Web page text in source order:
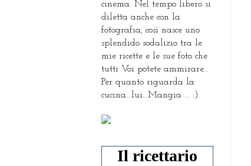
cinema. Nel tempo libero si
diletta anche con la
fotografia, così nasce uno
splendido sodalizio tra le
mie ricette e le sue foto che
tutti Voi potete ammirare...
Per quanto riguarda la
cucina...lui...Mangia ... :)
Il ricettario